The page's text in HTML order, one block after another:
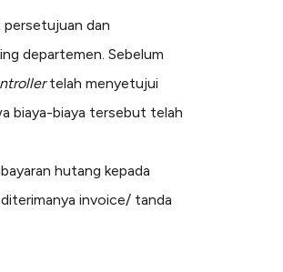
dan
departemen. Sebelum
telah menyetujui
biaya-biaya tersebut telah
hutang kepada
invoice/ tanda